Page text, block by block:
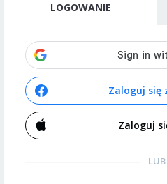
LOGOWANIE
Zaloguj się
Zaloguj
LUB